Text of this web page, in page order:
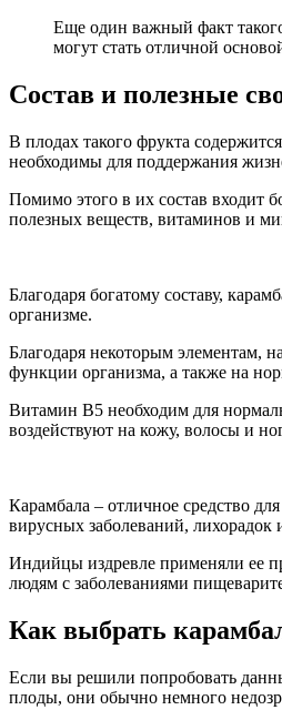
Еще один важный факт
могут стать отличной
Состав и полезные
В плодах такого фрукта
необходимы для поддержания
Помимо этого в их состав входит
полезных веществ, витаминов и
Благодаря богатому составу,
организме.
Благодаря некоторым элементам,
функции организма, а также на
Витамин В5 необходим для
воздействуют на кожу, волосы и
Карамбала – отличное средство
вирусных заболеваний,
Индийцы издревле применяли ее
людям с заболеваниями
Как выбрать
Если вы решили попробовать
плоды, они обычно немного